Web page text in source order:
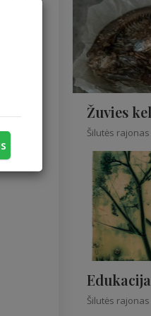
Žuvies
Šilutės rajonas
Šilutės rajonas